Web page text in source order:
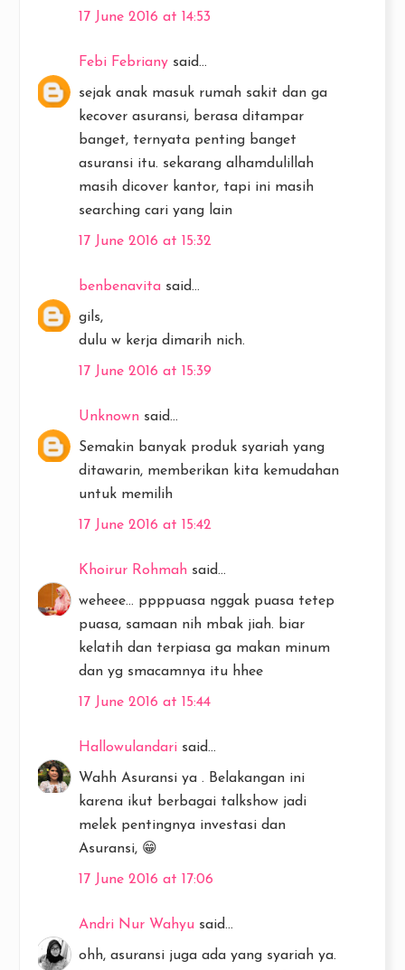
17 June 2016 at 14:53
Febi Febriany said...
sejak anak masuk rumah sakit dan ga
kecover asuransi, berasa ditampar
banget, ternyata penting banget
asuransi itu. sekarang alhamdulillah
masih dicover kantor, tapi ini masih
searching cari yang lain
17 June 2016 at 15:32
benbenavita said...
gils,
dulu w kerja dimarih nich.
17 June 2016 at 15:39
Unknown said...
Semakin banyak produk syariah yang
ditawarin, memberikan kita kemudahan
untuk memilih
17 June 2016 at 15:42
Khoirur Rohmah said...
weheee... ppppuasa nggak puasa tetep
puasa, samaan nih mbak jiah. biar
kelatih dan terpiasa ga makan minum
dan yg smacamnya itu hhee
17 June 2016 at 15:44
Hallowulandari said...
Wahh Asuransi ya . Belakangan ini
karena ikut berbagai talkshow jadi
melek pentingnya investasi dan
Asuransi, 😁
17 June 2016 at 17:06
Andri Nur Wahyu said...
ohh, asuransi juga ada yang syariah ya.